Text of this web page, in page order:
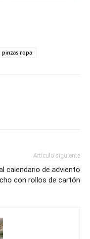
pinzas ropa
Artículo siguiente
calendario de adviento
con rollos de cartón